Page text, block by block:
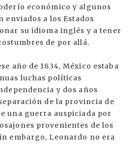
económico y algunos
enviados a los Estados
su idioma inglés y a tener
de por allá.
año de 1834, México estaba
luchas políticas
y dos años
de la provincia de
una guerra auspiciada por
provenientes de los
embargo, Leonardo no era